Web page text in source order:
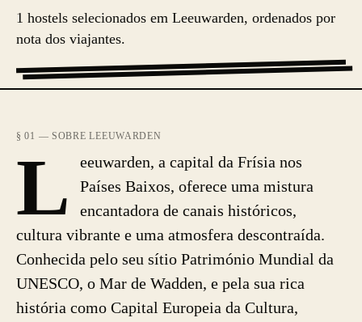
1 hostels selecionados em Leeuwarden, ordenados por
nota dos viajantes.
§ 01 — SOBRE LEEUWARDEN
L
eeuwarden, a capital da Frísia nos
Países Baixos, oferece uma mistura
encantadora de canais históricos,
cultura vibrante e uma atmosfera descontraída.
Conhecida pelo seu sítio Património Mundial da
UNESCO, o Mar de Wadden, e pela sua rica
história como Capital Europeia da Cultura,